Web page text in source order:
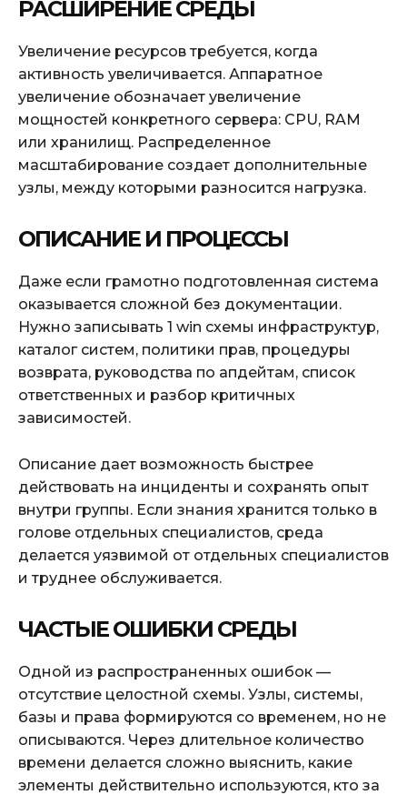
РАСШИРЕНИЕ СРЕДЫ
Увеличение ресурсов требуется, когда
активность увеличивается. Аппаратное
увеличение обозначает увеличение
мощностей конкретного сервера: CPU, RAM
или хранилищ. Распределенное
масштабирование создает дополнительные
узлы, между которыми разносится нагрузка.
ОПИСАНИЕ И ПРОЦЕССЫ
Даже если грамотно подготовленная система
оказывается сложной без документации.
Нужно записывать 1 win схемы инфраструктур,
каталог систем, политики прав, процедуры
возврата, руководства по апдейтам, список
ответственных и разбор критичных
зависимостей.
Описание дает возможность быстрее
действовать на инциденты и сохранять опыт
внутри группы. Если знания хранится только в
голове отдельных специалистов, среда
делается уязвимой от отдельных специалистов
и труднее обслуживается.
ЧАСТЫЕ ОШИБКИ СРЕДЫ
Одной из распространенных ошибок —
отсутствие целостной схемы. Узлы, системы,
базы и права формируются со временем, но не
описываются. Через длительное количество
времени делается сложно выяснить, какие
элементы действительно используются, кто за